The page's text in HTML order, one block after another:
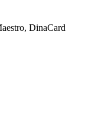
DinaCard